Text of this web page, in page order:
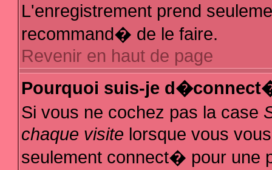
L'enregistrement prend
recommand� de le faire.
Revenir en haut de page
Pourquoi suis-je
Si vous ne cochez pas la case
chaque visite lorsque vous
seulement connect� pour